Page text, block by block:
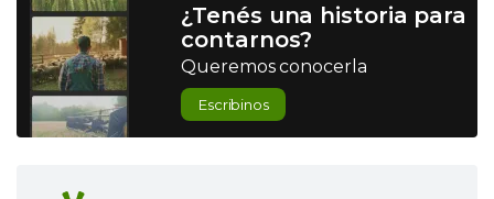
¿Tenés una historia para
contarnos?
Queremos conocerla
Escribinos